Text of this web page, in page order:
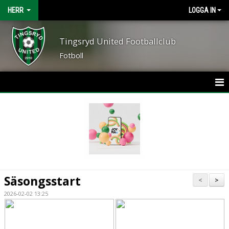
HERR LOGGA IN
Tingsryd United Footballclub
Fotboll
TRUPPEN
>
<
Säsongsstart
2026-02-02 13:25